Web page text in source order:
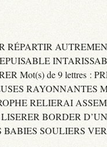
RÉPARTIR
Mot(s) de 9 lettres :
RAYONNANTES
RELIERAI
BORDER
BABIES SOULIERS